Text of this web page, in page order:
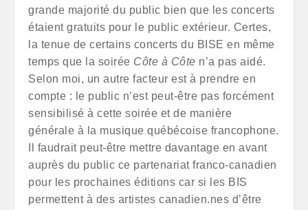
grande majorité du public bien que les concerts
étaient gratuits pour le public extérieur. Certes,
la tenue de certains concerts du BISE en même
temps que la soirée Côte à Côte n’a pas aidé.
Selon moi, un autre facteur est à prendre en
compte : le public n’est peut-être pas forcément
sensibilisé à cette soirée et de manière
générale à la musique québécoise francophone.
Il faudrait peut-être mettre davantage en avant
auprès du public ce partenariat franco-canadien
pour les prochaines éditions car si les BIS
permettent à des artistes canadien.nes d’être